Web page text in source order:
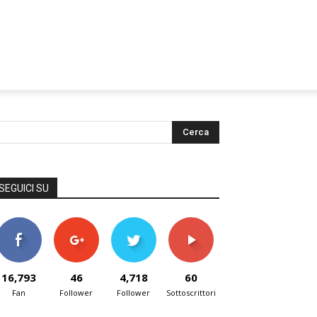
SU
16,793
Fan
46
Follower
4,718
Follower
60
Sottoscrittori